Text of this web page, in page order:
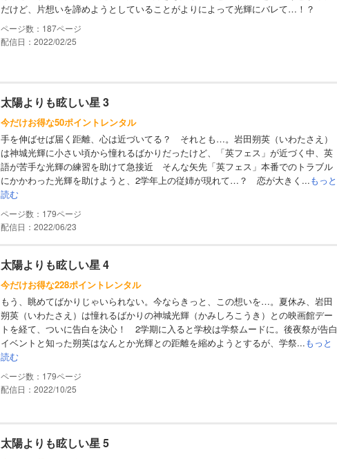
だけど、片想いを諦めようとしていることがよりによって光輝にバレて…！？
187
配信日：2022/02/25
太陽よりも眩しい星 3
今だけお得な50ポイントレンタル
手を伸ばせば届く距離、心は近づいてる？ それとも…。岩田朔英（いわたさえ）
は神城光輝に小さい頃から憧れるばかりだったけど、「英フェス」が近づく中、英
語が苦手な光輝の練習を助けて急接近 そんな矢先「英フェス」本番でのトラブル
にかかわった光輝を助けようと、2学年上の従姉が現れて…？ 恋が大きく...もっと
読む
179
配信日：2022/06/23
太陽よりも眩しい星 4
今だけお得な228ポイントレンタル
もう、眺めてばかりじゃいられない。今ならきっと、この想いを…。夏休み、岩田
朔英（いわたさえ）は憧れるばかりの神城光輝（かみしろこうき）との映画館デー
トを経て、ついに告白を決心！ 2学期に入ると学校は学祭ムードに。後夜祭が告白
イベントと知った朔英はなんとか光輝との距離を縮めようとするが、学祭...もっと
読む
179
配信日：2022/10/25
太陽よりも眩しい星 5